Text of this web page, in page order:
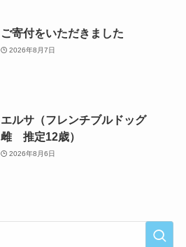
ご寄付をいただきました
2026年8月7日
エルサ（フレンチブルドッグ
雌 推定12歳）
2026年8月6日